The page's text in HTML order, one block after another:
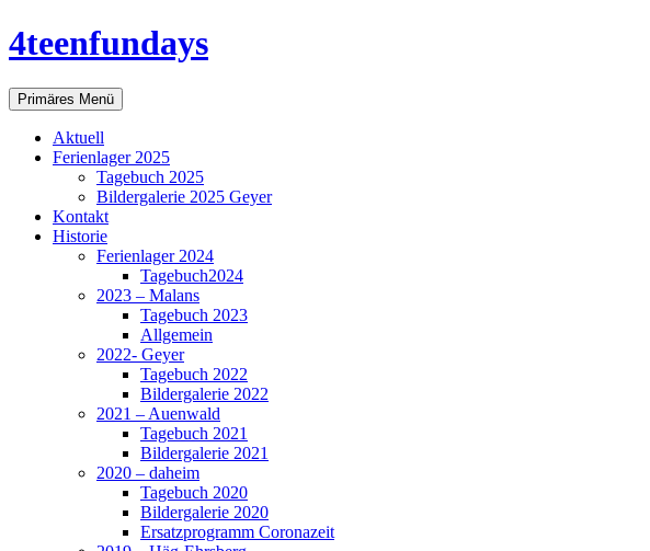
Zum
Inhalt
4teenfundays
Suchen
Primäres Menü
Aktuell
Ferienlager 2025
Tagebuch 2025
Bildergalerie 2025 Geyer
Kontakt
Historie
Ferienlager 2024
Tagebuch2024
2023 – Malans
Tagebuch 2023
Allgemein
2022- Geyer
Tagebuch 2022
Bildergalerie 2022
2021 – Auenwald
Tagebuch 2021
Bildergalerie 2021
2020 – daheim
Tagebuch 2020
Bildergalerie 2020
Ersatzprogramm Coronazeit